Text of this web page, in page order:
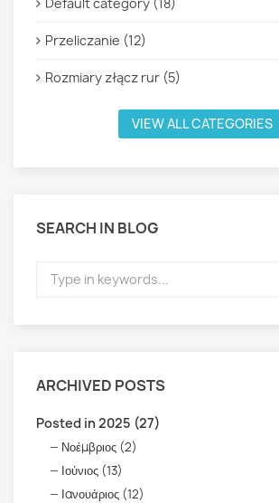
Przeliczanie (12)
Rozmiary złącz rur (5)
VIEW ALL CATEGORIES
SEARCH IN BLOG
ARCHIVED POSTS
Posted in 2025 (27)
Νοέμβριος (2)
Ιούνιος (13)
Ιανουάριος (12)